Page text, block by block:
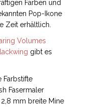
Farben und
Pop-Ikone
Zeit erhältlich.
Volumes
gibt es
Farbstifte
Fasermaler
mm breite Mine